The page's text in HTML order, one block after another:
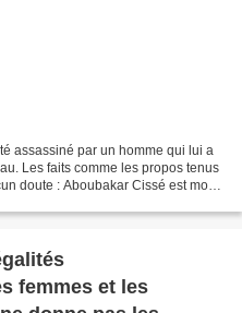
assassiné par un homme qui lui a
Les faits comme les propos tenus
doute : Aboubakar Cissé est mort
femmes et les